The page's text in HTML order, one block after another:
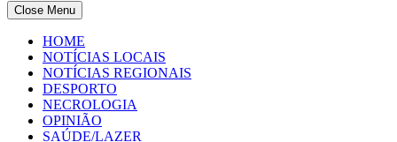
Comercio e Noticias
Notícias e Publicidade Online
Close Menu
HOME
NOTÍCIAS LOCAIS
NOTÍCIAS REGIONAIS
DESPORTO
NECROLOGIA
OPINIÃO
SAÚDE/LAZER